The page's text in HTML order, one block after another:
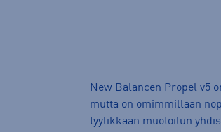
New Balancen Propel v5
mutta on omimmillaan
tyylikkään muotoilun